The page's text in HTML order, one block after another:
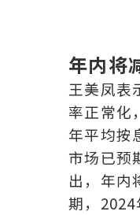
年内将
王美凤表
率正常化
年平均按
市场已预
出，年内
期，2024